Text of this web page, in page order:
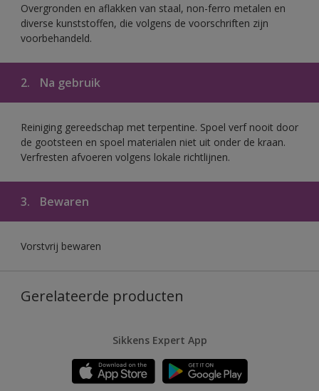
Overgronden en aflakken van staal, non-ferro metalen en
diverse kunststoffen, die volgens de voorschriften zijn
voorbehandeld.
2. Na gebruik
Reiniging gereedschap met terpentine. Spoel verf nooit door
de gootsteen en spoel materialen niet uit onder de kraan.
Verfresten afvoeren volgens lokale richtlijnen.
3. Bewaren
Vorstvrij bewaren
Gerelateerde producten
Sikkens Expert App